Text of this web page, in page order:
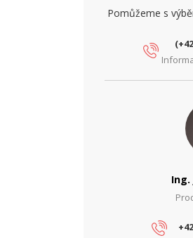
Ochrana proti podpětí
Ochrana proti přepětí
Výstupní výkon (W)
Pomůžeme s
Ing.